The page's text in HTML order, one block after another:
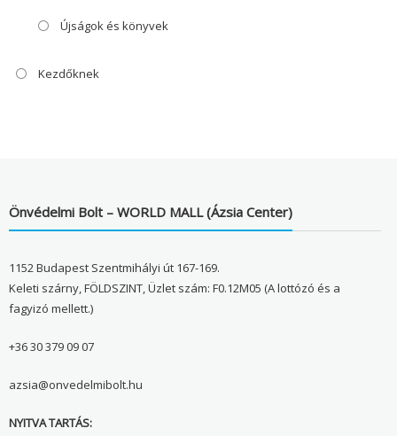
Újságok és könyvek
Kezdőknek
Önvédelmi Bolt – WORLD MALL (Ázsia Center)
1152 Budapest Szentmihályi út 167-169.
Keleti szárny, FÖLDSZINT, Üzlet szám: F0.12M05 (A lottózó és a
fagyizó mellett.)
+36 30 379 09 07
azsia@onvedelmibolt.hu
NYITVA TARTÁS: